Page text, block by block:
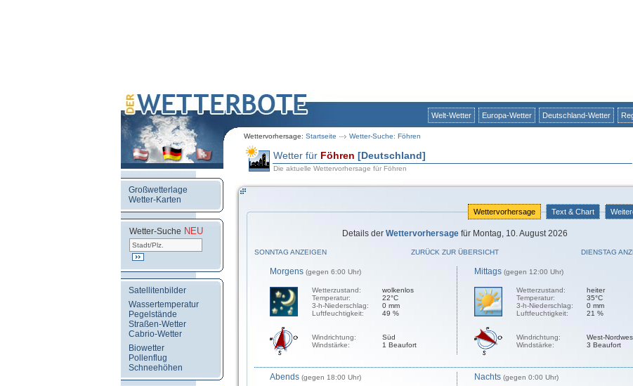
Welt-Wetter Europa-Wetter Deutschland-Wetter
Wettervorhersage: Startseite Wetter-Suche: Föhren
Großwetterlage
Wetter-Karten
Wetter-Suche NEU
Satellitenbilder
Wassertemperatur
Pegelstände
Straßen-Wetter
Cabrio-Wetter
Biowetter
Pollenflug
Schneehöhen
Wetter für Föhren [Deutschland]
Die aktuelle Wettervorhersage für Föhren
Wettervorhersage Text & Chart
Details der Wettervorhersagefür Montag, 10. August 2026
SONNTAG ANZEIGEN ZURÜCK ZUR ÜBERSICHT DIENSTAG
Morgens (gegen 6:00 Uhr)
Wetterzustand:
Temperatur:
3-h-Niederschlag:
Luftfeuchtigkeit:
wolkenlos
22°C
0 mm
49 %
Windrichtung:
Windstärke:
Süd
1 Beaufort
Mittags (gegen 12:00 Uhr)
Wetterzustand:
Temperatur:
3-h-Niederschlag:
Luftfeuchtigkeit:
heiter
35°C
0 mm
21 %
Windrichtung:
Windstärke:
West-
3 Beaufort
Abends (gegen 18:00 Uhr) Nachts (gegen 0:00 Uhr)